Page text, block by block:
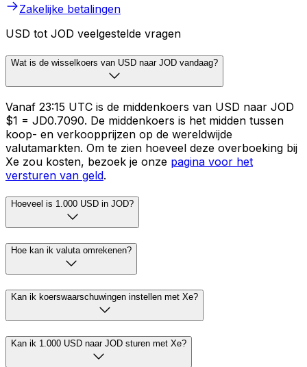
Zakelijke betalingen
USD tot JOD veelgestelde vragen
Wat is de wisselkoers van USD naar JOD vandaag?
Vanaf 23:15 UTC is de middenkoers van USD naar JOD
$1 = JD0.7090. De middenkoers is het midden tussen
koop- en verkoopprijzen op de wereldwijde
valutamarkten. Om te zien hoeveel deze overboeking bij
Xe zou kosten, bezoek je onze pagina voor het
versturen van geld.
Hoeveel is 1.000 USD in JOD?
Hoe kan ik valuta omrekenen?
Kan ik koerswaarschuwingen instellen met Xe?
Kan ik 1.000 USD naar JOD sturen met Xe?